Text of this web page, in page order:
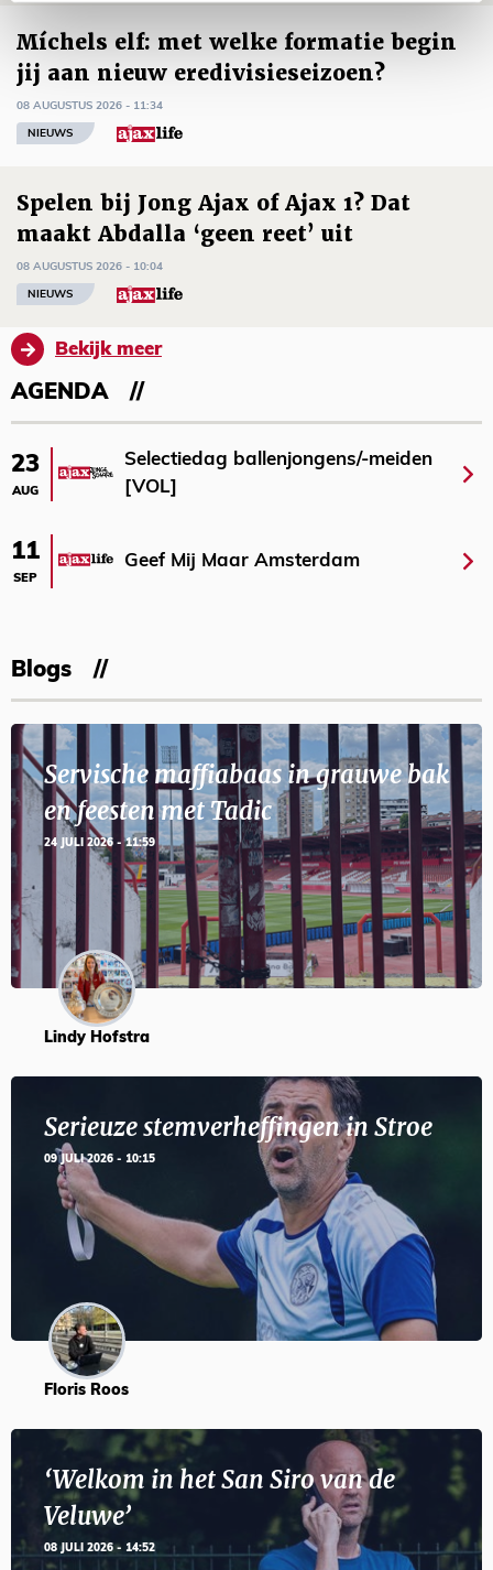
Míchels elf: met welke formatie begin
jij aan nieuw eredivisieseizoen?
08 AUGUSTUS 2026 - 11:34
NIEUWS
Spelen bij Jong Ajax of Ajax 1? Dat
maakt Abdalla ‘geen reet’ uit
08 AUGUSTUS 2026 - 10:04
NIEUWS
Bekijk meer
AGENDA
23
AUG
Selectiedag ballenjongens/-meiden
[VOL]
11
SEP
Geef Mij Maar Amsterdam
Blogs
Servische maffiabaas in grauwe bak
en feesten met Tadic
24 JULI 2026 - 11:59
Lindy Hofstra
Serieuze stemverheffingen in Stroe
09 JULI 2026 - 10:15
Floris Roos
‘Welkom in het San Siro van de
Veluwe’
08 JULI 2026 - 14:52